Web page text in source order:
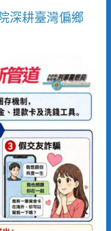
深耕臺灣偏鄉